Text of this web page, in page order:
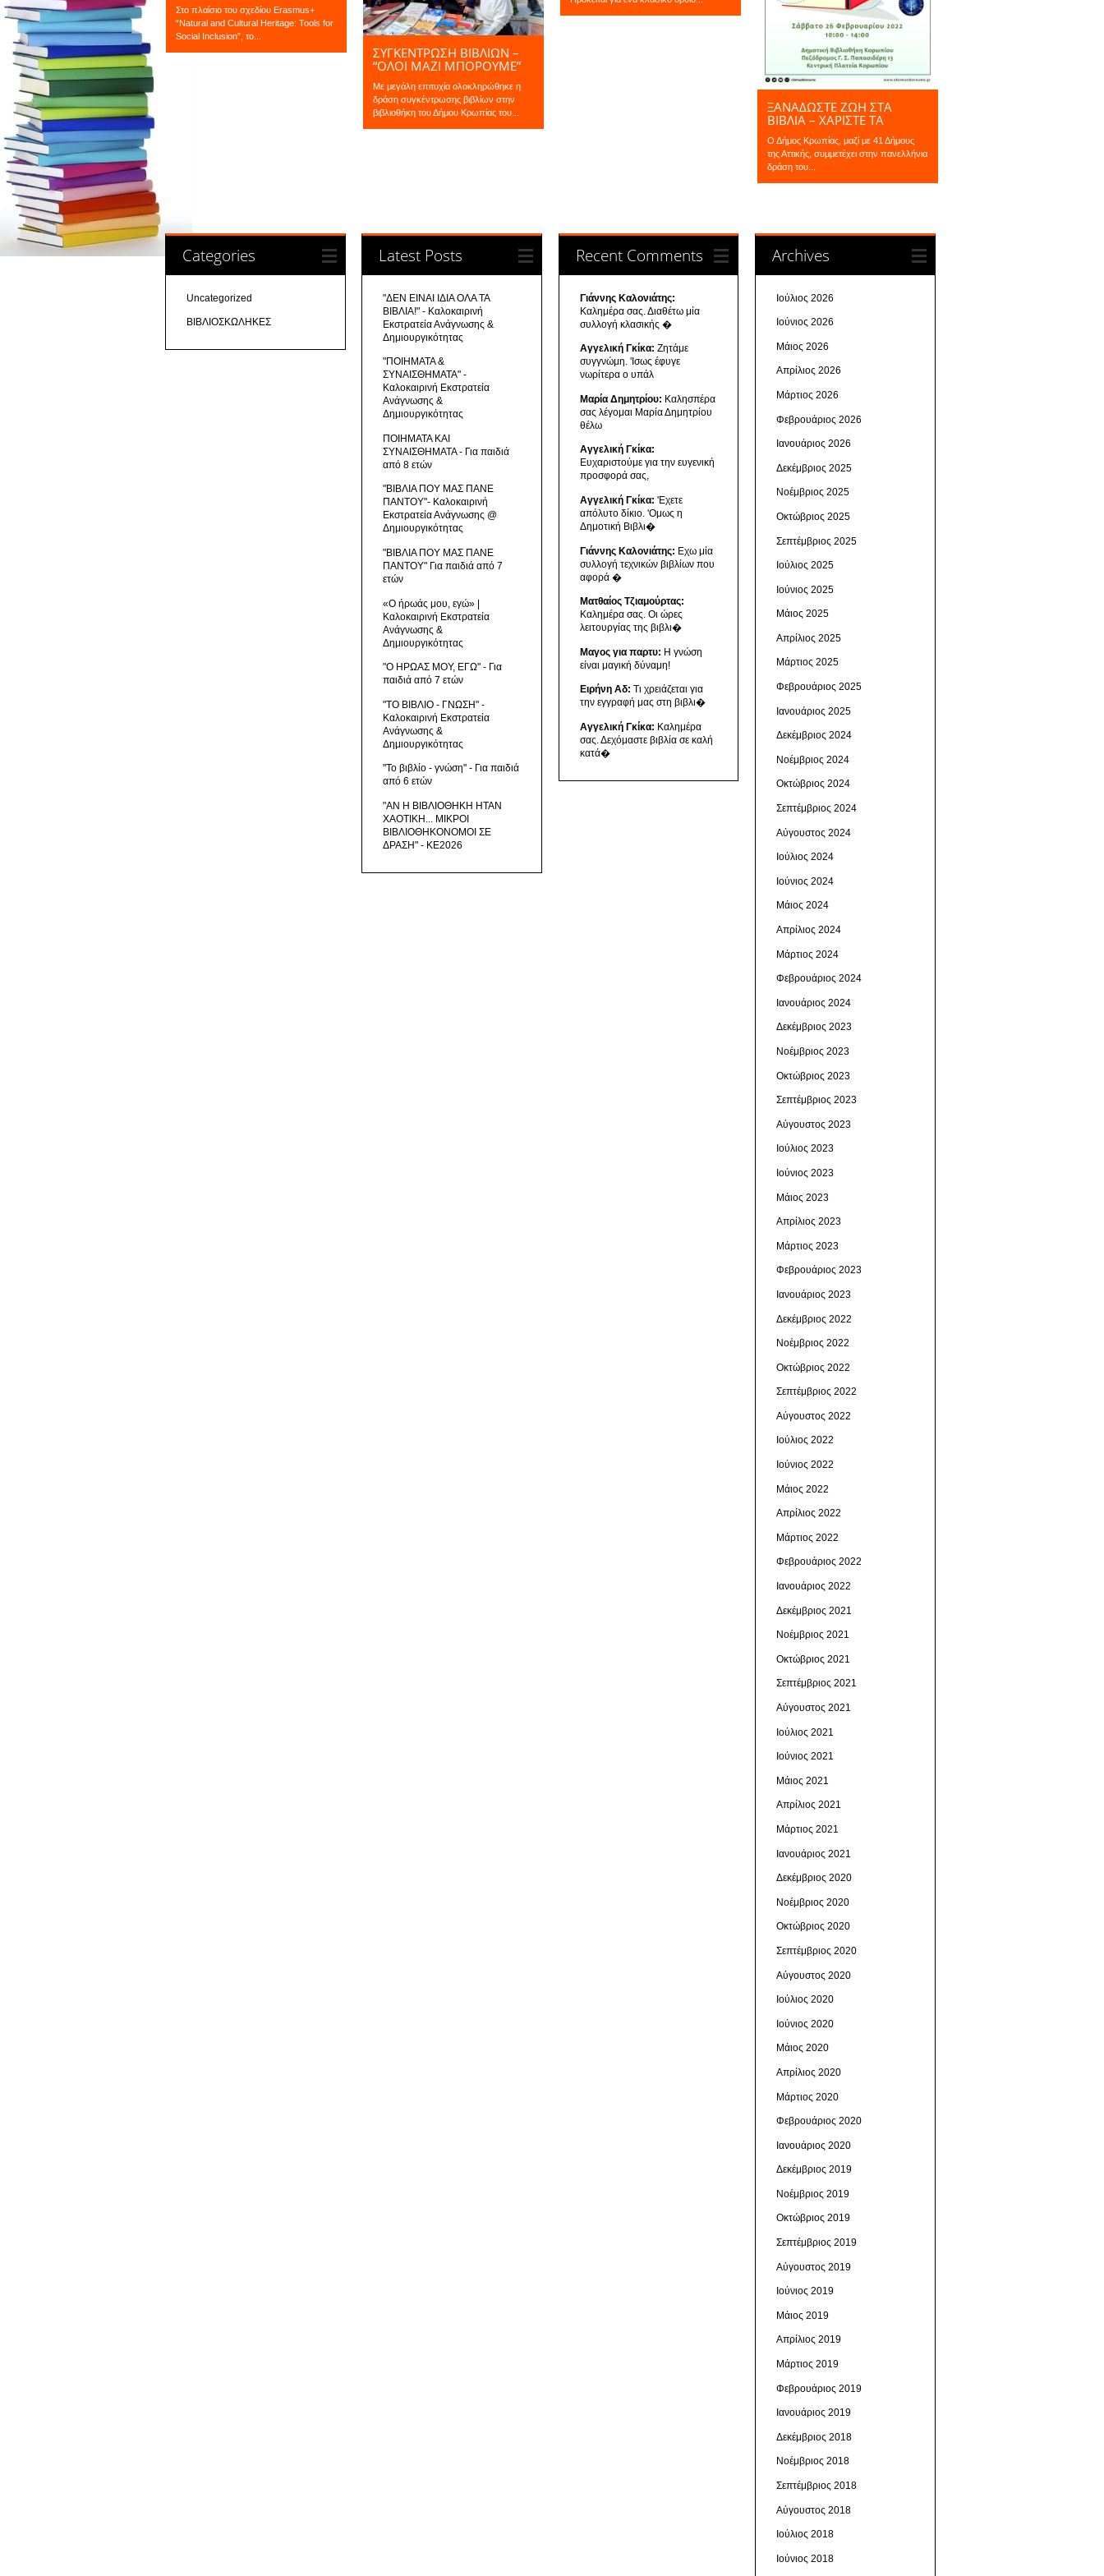
Στο πλαίσιο του σχεδίου Erasmus+
“Natural and Cultural Heritage: Tools for
Social Inclusion”, το...
ΣΥΓΚΕΝΤΡΩΣΗ ΒΙΒΛΙΩΝ –
“ΟΛΟΙ ΜΑΖΙ ΜΠΟΡΟΥΜΕ”
Με μεγάλη επιτυχία ολοκληρώθηκε η
δράση συγκέντρωσης βιβλίων στην
βιβλιοθήκη του Δήμου Κρωπίας του...
ΞΑΝΑΔΩΣΤΕ ΖΩΗ ΣΤΑ
ΒΙΒΛΙΑ – ΧΑΡΙΣΤΕ ΤΑ
Ο Δήμος Κρωπίας, μαζί με 41 Δήμους
της Αττικής, συμμετέχει στην πανελλήνια
δράση του...
Categories
Uncategorized
ΒΙΒΛΙΟΣΚΩΛΗΚΕΣ
Latest Posts
"ΔΕΝ ΕΙΝΑΙ ΙΔΙΑ ΟΛΑ ΤΑ
ΒΙΒΛΙΑ!" - Καλοκαιρινή
Εκστρατεία Ανάγνωσης &
Δημιουργικότητας
"ΠΟΙΗΜΑΤΑ &
ΣΥΝΑΙΣΘΗΜΑΤΑ" -
Καλοκαιρινή Εκστρατεία
Ανάγνωσης &
Δημιουργικότητας
ΠΟΙΗΜΑΤΑ ΚΑΙ
ΣΥΝΑΙΣΘΗΜΑΤΑ - Για παιδιά
από 8 ετών
"ΒΙΒΛΙΑ ΠΟΥ ΜΑΣ ΠΑΝΕ
ΠΑΝΤΟΥ"- Καλοκαιρινή
Εκστρατεία Ανάγνωσης @
Δημιουργικότητας
"ΒΙΒΛΙΑ ΠΟΥ ΜΑΣ ΠΑΝΕ
ΠΑΝΤΟΥ" Για παιδιά από 7
ετών
«Ο ήρωάς μου, εγώ» |
Καλοκαιρινή Εκστρατεία
Ανάγνωσης &
Δημιουργικότητας
"Ο ΗΡΩΑΣ ΜΟΥ, ΕΓΩ" - Για
παιδιά από 7 ετών
"ΤΟ ΒΙΒΛΙΟ - ΓΝΩΣΗ" -
Καλοκαιρινή Εκστρατεία
Ανάγνωσης &
Δημιουργικότητας
"Το βιβλίο - γνώση" - Για παιδιά
από 6 ετών
"ΑΝ Η ΒΙΒΛΙΟΘΗΚΗ ΗΤΑΝ
ΧΑΟΤΙΚΗ... ΜΙΚΡΟΙ
ΒΙΒΛΙΟΘΗΚΟΝΟΜΟΙ ΣΕ
ΔΡΑΣΗ" - ΚΕ2026
Recent Comments
Γιάννης Καλονιάτης:
Καλημέρα σας. Διαθέτω μία
συλλογή κλασικής �
Αγγελική Γκίκα: Ζητάμε
συγγνώμη. 'Ισως έφυγε
νωρίτερα ο υπάλ
Μαρία Δημητρίου: Καλησπέρα
σας λέγομαι Μαρία Δημητρίου
θέλω
Αγγελική Γκίκα:
Ευχαριστούμε για την ευγενική
προσφορά σας,
Αγγελική Γκίκα: 'Εχετε
απόλυτο δίκιο. 'Ομως η
Δημοτική Βιβλι�
Γιάννης Καλονιάτης: Εχω μία
συλλογή τεχνικών βιβλίων που
αφορά �
Ματθαίος Τζιαμούρτας:
Καλημέρα σας. Οι ώρες
λειτουργίας της βιβλι�
Μαγος για παρτυ: Η γνώση
είναι μαγική δύναμη!
Ειρήνη Αδ: Τι χρειάζεται για
την εγγραφή μας στη βιβλι�
Αγγελική Γκίκα: Καλημέρα
σας. Δεχόμαστε βιβλία σε καλή
κατά�
Archives
Ιούλιος 2026
Ιούνιος 2026
Μάιος 2026
Απρίλιος 2026
Μάρτιος 2026
Φεβρουάριος 2026
Ιανουάριος 2026
Δεκέμβριος 2025
Νοέμβριος 2025
Οκτώβριος 2025
Σεπτέμβριος 2025
Ιούλιος 2025
Ιούνιος 2025
Μάιος 2025
Απρίλιος 2025
Μάρτιος 2025
Φεβρουάριος 2025
Ιανουάριος 2025
Δεκέμβριος 2024
Νοέμβριος 2024
Οκτώβριος 2024
Σεπτέμβριος 2024
Αύγουστος 2024
Ιούλιος 2024
Ιούνιος 2024
Μάιος 2024
Απρίλιος 2024
Μάρτιος 2024
Φεβρουάριος 2024
Ιανουάριος 2024
Δεκέμβριος 2023
Νοέμβριος 2023
Οκτώβριος 2023
Σεπτέμβριος 2023
Αύγουστος 2023
Ιούλιος 2023
Ιούνιος 2023
Μάιος 2023
Απρίλιος 2023
Μάρτιος 2023
Φεβρουάριος 2023
Ιανουάριος 2023
Δεκέμβριος 2022
Νοέμβριος 2022
Οκτώβριος 2022
Σεπτέμβριος 2022
Αύγουστος 2022
Ιούλιος 2022
Ιούνιος 2022
Μάιος 2022
Απρίλιος 2022
Μάρτιος 2022
Φεβρουάριος 2022
Ιανουάριος 2022
Δεκέμβριος 2021
Νοέμβριος 2021
Οκτώβριος 2021
Σεπτέμβριος 2021
Αύγουστος 2021
Ιούλιος 2021
Ιούνιος 2021
Μάιος 2021
Απρίλιος 2021
Μάρτιος 2021
Ιανουάριος 2021
Δεκέμβριος 2020
Νοέμβριος 2020
Οκτώβριος 2020
Σεπτέμβριος 2020
Αύγουστος 2020
Ιούλιος 2020
Ιούνιος 2020
Μάιος 2020
Απρίλιος 2020
Μάρτιος 2020
Φεβρουάριος 2020
Ιανουάριος 2020
Δεκέμβριος 2019
Νοέμβριος 2019
Οκτώβριος 2019
Σεπτέμβριος 2019
Αύγουστος 2019
Ιούνιος 2019
Μάιος 2019
Απρίλιος 2019
Μάρτιος 2019
Φεβρουάριος 2019
Ιανουάριος 2019
Δεκέμβριος 2018
Νοέμβριος 2018
Σεπτέμβριος 2018
Αύγουστος 2018
Ιούλιος 2018
Ιούνιος 2018